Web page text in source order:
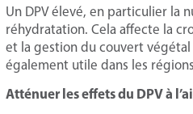
Un DPV élevé, en particulier la
réhydratation. Cela affecte la
et la gestion du couvert végétal
également utile dans les
Atténuer les effets du DPV à